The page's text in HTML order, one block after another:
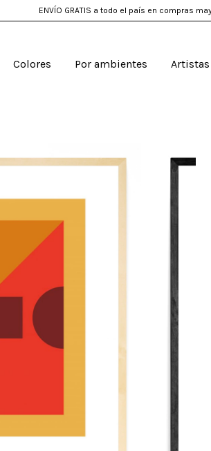
ENVÍO GRATIS a todo el país en compras
Colores Por ambientes Artistas